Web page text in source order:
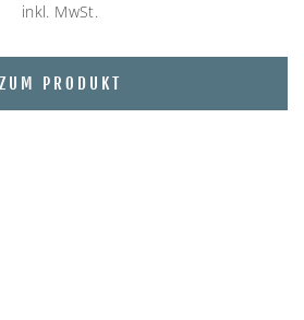
inkl. MwSt.
ZUM PRODUKT